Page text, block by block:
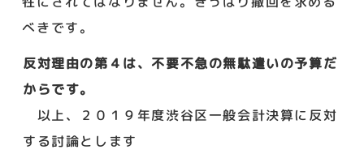
べきです。
反対理由の第４は、不要不急の無駄遣いの予算だ
からです。
以上、２０１９年度渋谷区一般会計決算に反対
する討論とします